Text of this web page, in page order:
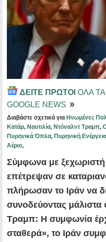
ΔΕΙΤΕ ΠΡΩΤΟΙ ΟΛΑ
GOOGLE NEWS
Διαβάστε σχετικά για Ηνωμένες
Κατάρ, Ναυτιλία, Ντόναλντ Τραμπ,
Πυρηνικά Όπλα, Πυρηνική Ενέργεια
Αέριο,
Σύμφωνα με
επέτρεψαν σε
πλήρωσαν το Ιράν να
συνοδεύοντας
Τραμπ: Η συμφωνία
σταθερά», το Ιράν